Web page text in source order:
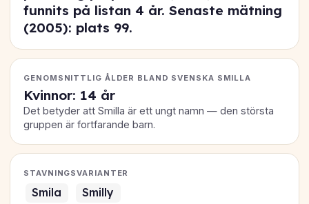
funnits på listan 4 år. Senaste mätning
(2005): plats 99.
GENOMSNITTLIG ÅLDER BLAND SVENSKA SMILLA
Kvinnor: 14 år
Det betyder att Smilla är ett ungt namn — den största
gruppen är fortfarande barn.
STAVNINGSVARIANTER
Smila Smilly